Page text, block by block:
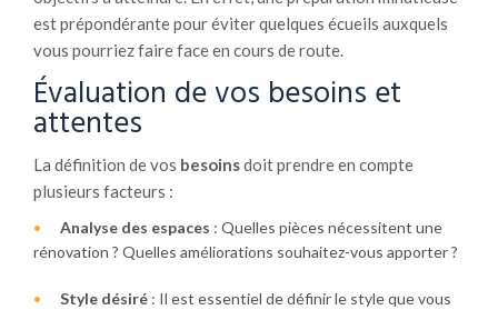
est prépondérante pour éviter quelques écueils auxquels
vous pourriez faire face en cours de route.
Évaluation de vos besoins et
attentes
La définition de vos besoinsdoit prendre en compte
plusieurs facteurs :
Analyse des espaces : Quelles pièces nécessitent une
rénovation ? Quelles améliorations souhaitez-vous apporter ?
Style désiré : Il est essentiel de définir le style que vous